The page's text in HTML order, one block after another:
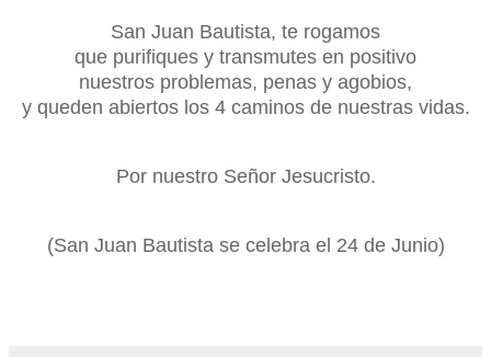
San Juan Bautista, te rogamos
que purifiques y transmutes en positivo
nuestros problemas, penas y agobios,
y queden abiertos los 4 caminos de nuestras vidas.
Por nuestro Señor Jesucristo.
(San Juan Bautista se celebra el 24 de Junio)